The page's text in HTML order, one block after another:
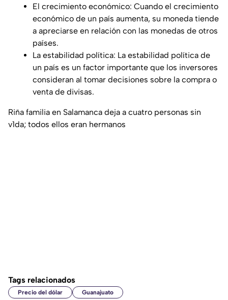
El crecimiento económico: Cuando el crecimiento
económico de un país aumenta, su moneda tiende
a apreciarse en relación con las monedas de otros
países.
La estabilidad política: La estabilidad política de
un país es un factor importante que los inversores
consideran al tomar decisiones sobre la compra o
venta de divisas.
Riña familia en Salamanca deja a cuatro personas sin
v1da; todos ellos eran hermanos
Tags relacionados
Precio del dólar Guanajuato